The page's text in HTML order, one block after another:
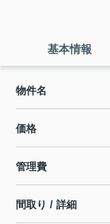
基本情報
物件名
価格
管理費
間取り / 詳細